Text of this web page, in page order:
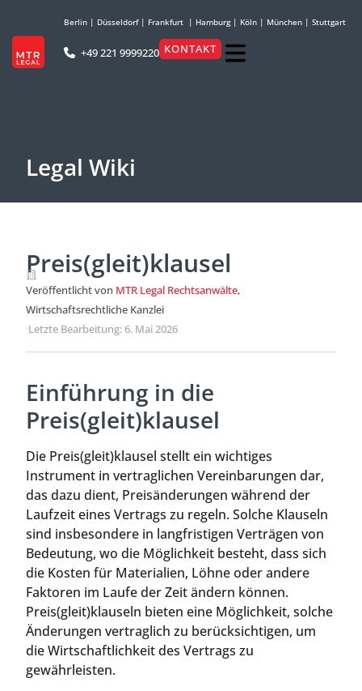
Berlin | Düsseldorf| Frankfurt | Hamburg| Köln | München | Stuttgart
+49 221 9999220 KONTAKT
Legal Wiki
Preis(gleit)klausel
Veröffentlicht von MTR Legal Rechtsanwälte,
Wirtschaftsrechtliche Kanzlei
·Letzte Bearbeitung: 6. Mai 2026
Einführung in die
Preis(gleit)klausel
Die Preis(gleit)klausel stellt ein wichtiges
Instrument in vertraglichen Vereinbarungen dar,
das dazu dient, Preisänderungen während der
Laufzeit eines Vertrags zu regeln. Solche Klauseln
sind insbesondere in langfristigen Verträgen von
Bedeutung, wo die Möglichkeit besteht, dass sich
die Kosten für Materialien, Löhne oder andere
Faktoren im Laufe der Zeit ändern können.
Preis(gleit)klauseln bieten eine Möglichkeit, solche
Änderungen vertraglich zu berücksichtigen, um
die Wirtschaftlichkeit des Vertrags zu
gewährleisten.